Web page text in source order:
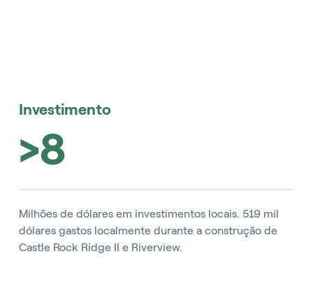
Investimento
>8
Milhões de dólares em investimentos locais. 519 mil
dólares gastos localmente durante a construção de
Castle Rock Ridge II e Riverview.